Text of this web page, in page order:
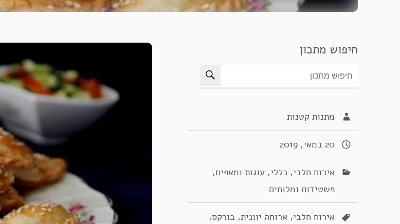
חיפוש מתכון
מתנות קטנות
20 במאי, 2019
אירוח חלבי, כללי, עוגות ומאפים,
פשטידות ומלוחים
אירוח חלבי, ארוחה יוונית, בורקס,